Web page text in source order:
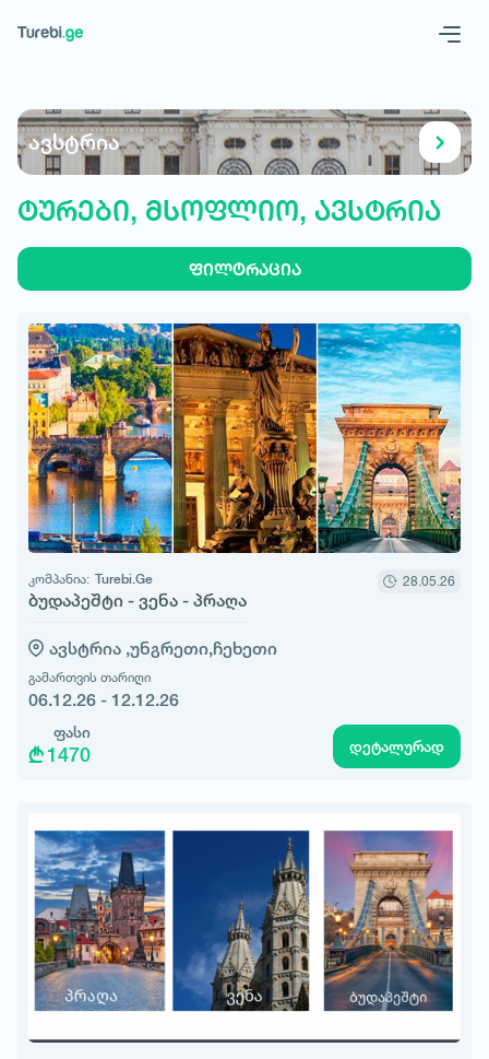
ავსტრია
ტურები, მსოფლიო, ავსტრია
ფილტრაცია
კომპანია: Turebi.Ge
ბუდაპეშტი - ვენა - პრაღა
28.05.26
ავსტრია ,უნგრეთი,ჩეხეთი
გამართვის თარიღი
06.12.26 - 12.12.26
ფასი
1470 დეტალურად